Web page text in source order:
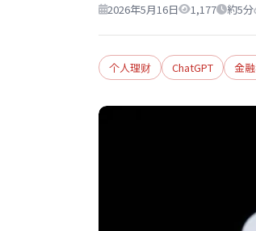
2026年5月16日 1,177 約5分
个人理财 ChatGPT 金